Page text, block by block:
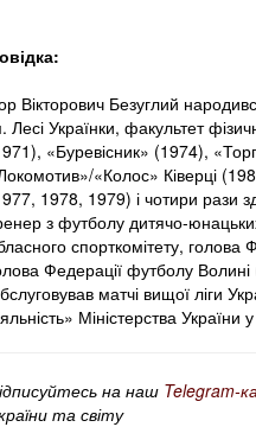
Вікторович Безуглий
Лесі Українки, факультет
«Буревісник» (1974),
«Колос» Ківерці
1978, 1979) і чотири рази
з футболу дитячо-
спорткомітету,
Федерації футболу Волині
матчі вищої ліги
Міністерства
на наш Telegram-
та світу